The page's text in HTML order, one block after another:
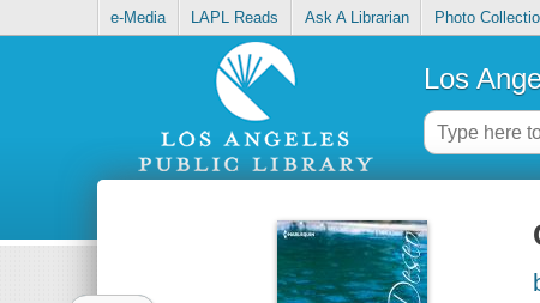
e-Media LAPL Reads Ask A Librarian Photo
Los